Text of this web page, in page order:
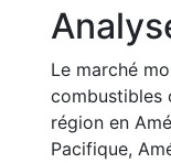
Le marché
combustibles
région en
Pacifique,